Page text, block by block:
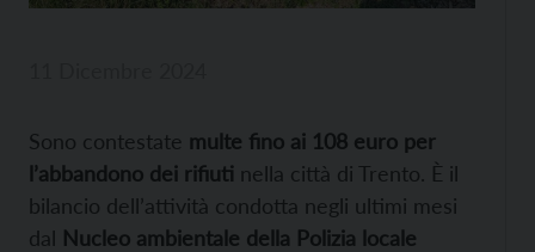
Sono contestate multe fino ai 108 euro per
l’abbandono dei rifiuti nella città di Trento. È il
bilancio dell’attività condotta negli ultimi mesi
dal Nucleo ambientale della Polizia locale